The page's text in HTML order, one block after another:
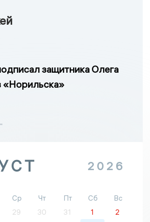
защитника Олега
«Норильска»
2026
Ср Чт Пт Сб
Вс
29 30 31 1
2